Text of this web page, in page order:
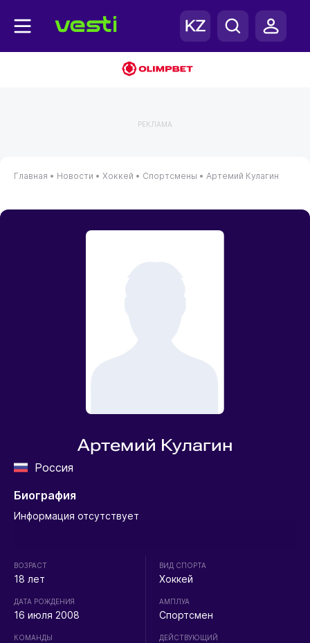
РЕКЛАМА
Главная • Новости • Хоккей • Спортсмены • Артемий Кулагин
Артемий Кулагин
Россия
Биография
Информация отсутствует
ВОЗРАСТ
18 лет
ДАТА РОЖДЕНИЯ
16 июля 2008
КОМАНДЫ
ВИД СПОРТА
Хоккей
АМПЛУА
Спортсмен
ДЕЙСТВУЮЩИЙ